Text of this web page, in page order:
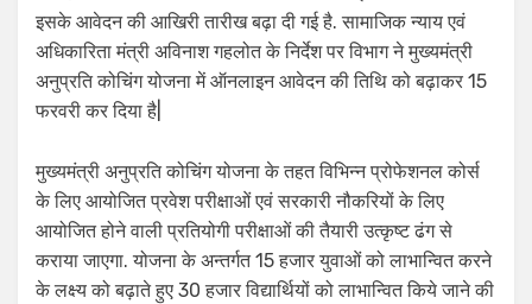
इसके आवेदन की आखिरी तारीख बढ़ा दी गई है. सामाजिक न्याय एवं
अधिकारिता मंत्री अविनाश गहलोत के निर्देश पर विभाग ने मुख्यमंत्री
अनुप्रति कोचिंग योजना में ऑनलाइन आवेदन की तिथि को बढ़ाकर 15
फरवरी कर दिया है|
मुख्यमंत्री अनुप्रति कोचिंग योजना के तहत विभिन्न प्रोफेशनल कोर्स
के लिए आयोजित प्रवेश परीक्षाओं एवं सरकारी नौकरियों के लिए
आयोजित होने वाली प्रतियोगी परीक्षाओं की तैयारी उत्कृष्ट ढंग से
कराया जाएगा. योजना के अन्‍तर्गत 15 हजार युवाओं को लाभान्वित करने
के लक्ष्‍य को बढ़ाते हुए 30 हजार विद्यार्थियों को लाभान्वित किये जाने की